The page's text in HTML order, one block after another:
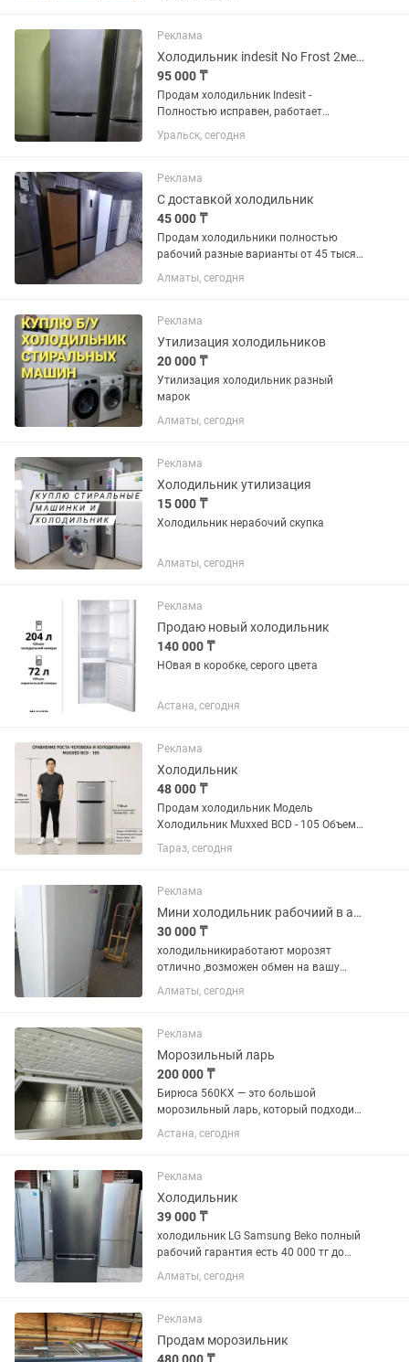
Реклама
Холодильник indesit No Frost 2метра
95 000 ₸
Продам холодильник Indesit -
Полностью исправен, работает
отлично. - Total No Frost —
размораживать не нужно. - Общий
удобный. - Экономичный класс
энергопотребления A. -...
Уральск, сегодня
Реклама
С доставкой холодильник
45 000 ₸
Продам холодильники полностью
рабочий разные варианты от 45 тысяч
Алматы, сегодня
Реклама
Утилизация холодильников
20 000 ₸
Утилизация холодильник разный
марок
Алматы, сегодня
Реклама
Холодильник утилизация
15 000 ₸
Холодильник нерабочий скупка
Алматы, сегодня
Реклама
Продаю новый холодильник
140 000 ₸
НОвая в коробке, серого цвета
Астана, сегодня
Реклама
Холодильник
48 000 ₸
Продам холодильник Модель
Холодильник Muxxed BCD - 105 Объем
Общий полезный объем 105 л
Полезный объем холодильной камеры
камеры / НТО Уровень шума 40 дБ
Автономное...
Тараз, сегодня
Реклама
Мини холодильник рабочиий в алматы
30 000 ₸
холодильникиработают морозят
отлично ,возможен обмен на вашу
нерабочую с вашей доплатой рн
калкаман,30тыс и выше
Алматы, сегодня
Реклама
Морозильный ларь
200 000 ₸
Бирюса 560KX — это большой
морозильный ларь, который подходит
для хранения крупных запасов
продуктов. Основные характеристики:
В): 179 × 66,5 × 81 см. ...
Астана, сегодня
Реклама
Холодильник
39 000 ₸
холодильник LG Samsung Beko полный
рабочий гарантия есть 40 000 тг до
150 000 тг много сразу
Алматы, сегодня
Реклама
Продам морозильник